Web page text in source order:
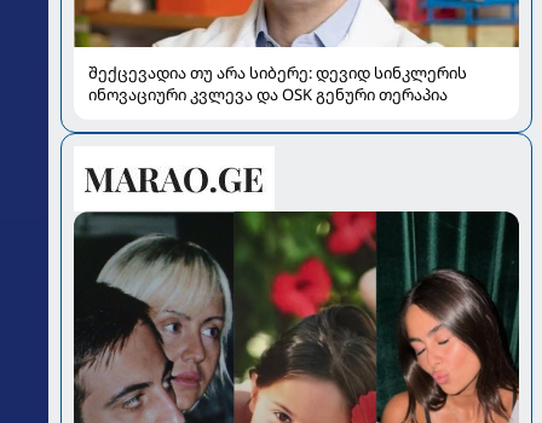
შექცევადია თუ არა სიბერე: დევიდ სინკლერის
ინოვაციური კვლევა და OSK გენური თერაპია